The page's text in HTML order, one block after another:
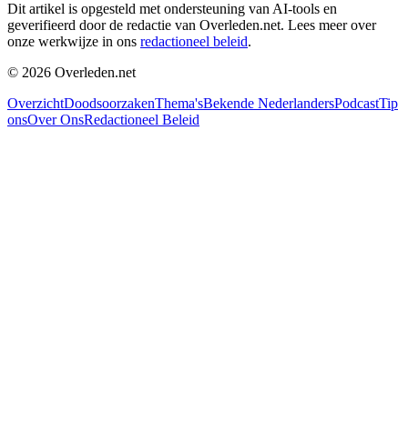
Dit artikel is opgesteld met ondersteuning van AI-tools en
geverifieerd door de redactie van Overleden.net. Lees meer over
onze werkwijze in ons redactioneel beleid.
© 2026 Overleden.net
OverzichtDoodsoorzakenThema'sBekende NederlandersPodcastTip
onsOver OnsRedactioneel Beleid